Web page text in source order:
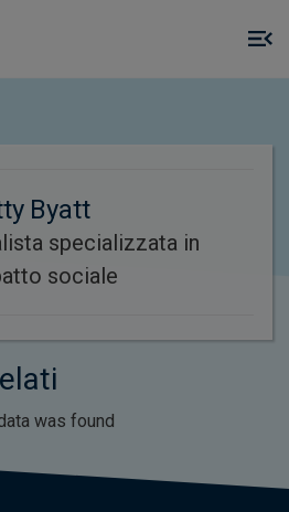
Byatt
specializzata in
sociale
was found